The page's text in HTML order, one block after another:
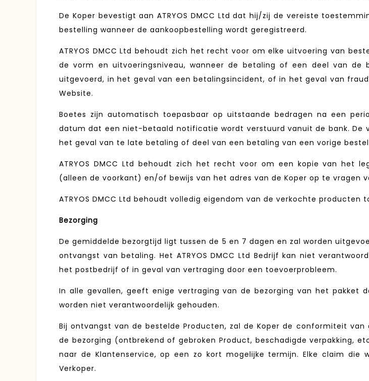
De Koper bevestigt aan ATRYOS DMCC Ltd dat hij/zij de vereiste
bestelling wanneer de aankoopbestelling wordt geregistreerd.
ATRYOS DMCC Ltd behoudt zich het recht voor om elke uitvoering van
de vorm en uitvoeringsniveau, wanneer de betaling of een deel van
uitgevoerd, in het geval van een betalingsincident, of in het geval van
Website.
Boetes zijn automatisch toepasbaar op uitstaande bedragen na een
datum dat een niet-betaald notificatie wordt verstuurd vanuit de bank. De
het geval van te late betaling of deel van een betaling van een vorige
ATRYOS DMCC Ltd behoudt zich het recht voor om een kopie van het
(alleen de voorkant) en/of bewijs van het adres van de Koper op te vragen
ATRYOS DMCC Ltd behoudt volledig eigendom van de verkochte
Bezorging
De gemiddelde bezorgtijd ligt tussen de 5 en 7 dagen en zal worden
ontvangst van betaling. Het ATRYOS DMCC Ltd Bedrijf kan niet
het postbedrijf of in geval van vertraging door een toevoerprobleem.
In alle gevallen, geeft enige vertraging van de bezorging van het pakket
worden niet verantwoordelijk gehouden.
Bij ontvangst van de bestelde Producten, zal de Koper de conformiteit
de bezorging (ontbrekend of gebroken Product, beschadigde verpakking,
naar de Klantenservice, op een zo kort mogelijke termijn. Elke claim die
Verkoper.